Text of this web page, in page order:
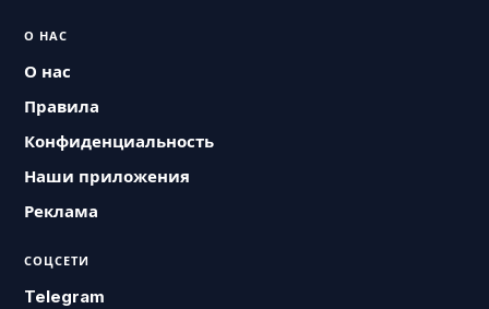
О НАС
О нас
Правила
Конфиденциальность
Наши приложения
Реклама
СОЦСЕТИ
Telegram